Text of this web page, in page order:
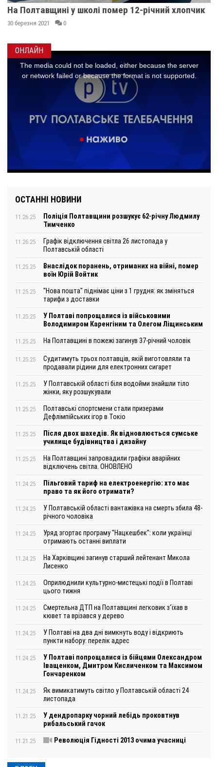
ОНЛАЙН
ОСТАННІ НОВИНИ
11.26.25
Поліція Полтавщини розшукує 62-річну Людмилу
Тимченко
11.26.25
Графік відключення світла 26 листопада у
Полтавській області
11.25.25
Внаслідок поранень, отриманих на війні, помер
воїн Юрій Войтик
11.25.25
"Нова пошта" піднімає ціни з 1 грудня: як зміняться
тарифи з доставки
11.25.25
У Полтаві попрощалися із військовими
Володимиром Каренгіним та Олегом Ліщинським
11.25.25 На Полтавщині в пожежі загинув 37-річний чоловік
11.25.25
Судитимуть трьох полтавців, якій виготовляли та
продавали рідини для електронних сигарет
11.25.25
У Полтавській області біля водойми знайшли тіло
жінки, яку розшукували
11.25.25
Полтавські спортсмени стали призерами
Дефлімпійських ігор в Токіо
11.25.25
Після двох шахедів. Як відновлюється сумське
училище будівництва і дизайну
11.25.25
На Полтавщині запровадили графіки аварійних
відключень світла. ОНОВЛЕНО
11.24.25
Пільговий тариф на електроенергію: хто має
право та як його отримати?
11.24.25
У Полтавській області вантажівка на смерть збила 48-
річного чоловіка
11.24.25
Уряд згортає програму "Нацкешбек": коли українці
отримають останні виплати
11.24.25
На Харківщині загинув старший лейтенант Микола
Лисенко
11.24.25
Оприлюднили культурно-мистецькі події в Полтаві
цього тижня
11.24.25
Смертельна ДТП на Полтавщині легковик з‘їхав в
кювет та врізався у дерево
11.24.25
У Полтаві на два дні вимкнуть воду і відкриють
пункти набору: перелік адрес
11.24.25
У Полтаві попрощалися із бійцями Олександром
Іващенком, Дмитром Кисличенком та Максимом
Гончаренком
11.24.25
Як вимикатимуть світло у Полтавській області 24
листопада
11.21.25
У дендропарку чорний лебідь проковтнув
рибальський гачок
11.21.25 Революція Гідності 2013 очима учасниці
На Полтавщині у школі помер 12-річний хлопчик
30 березня 2021 0